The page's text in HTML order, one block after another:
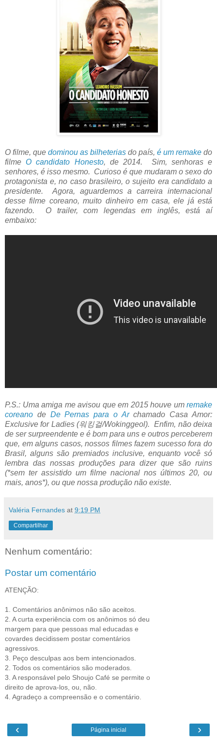
O filme, que dominou as bilheterias do país, é um remake do
filme O candidato Honesto, de 2014. Sim, senhoras e
senhores, é isso mesmo. Curioso é que mudaram o sexo do
protagonista e, no caso brasileiro, o sujeito era candidato a
presidente. Agora, aguardemos a carreira internacional
desse filme coreano, muito dinheiro em casa, ele já está
fazendo. O trailer, com legendas em inglês, está aí
embaixo:
P.S.: Uma amiga me avisou que em 2015 houve um remake
coreano de De Pernas para o Archamado Casa Amor:
Exclusive for Ladies (워킹걸/Wokinggeol). Enfim, não deixa
de ser surpreendente e é bom para uns e outros perceberem
que, em alguns casos, nossos filmes fazem sucesso fora do
Brasil, alguns são premiados inclusive, enquanto você só
lembra das nossas produções para dizer que são ruins
(*sem ter assistido um filme nacional nos últimos 20, ou
mais, anos*), ou que nossa produção não existe.
Valéria Fernandes at 9:19 PM
Compartilhar
Nenhum comentário:
Postar um comentário
ATENÇÃO:
1. Comentários anônimos não são aceitos.
2. A curta experiência com os anônimos só deu
margem para que pessoas mal educadas e
covardes decidissem postar comentários
agressivos.
3. Peço desculpas aos bem intencionados.
2. Todos os comentários são moderados.
3. A responsável pelo Shoujo Café se permite o
direito de aprova-los, ou, não.
4. Agradeço a compreensão e o comentário.
‹ ›
Página inicial